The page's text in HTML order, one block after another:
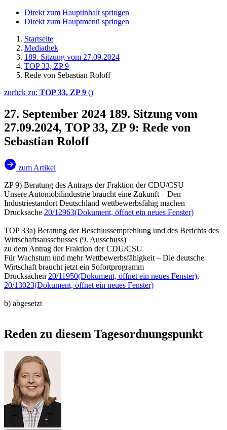
Direkt zum Hauptinhalt springen
Direkt zum Hauptmenü springen
Startseite
Mediathek
189. Sitzung vom 27.09.2024
TOP 33, ZP 9
Rede von Sebastian Roloff
zurück zu: TOP 33, ZP 9 ()
27. September 2024 189. Sitzung vom
27.09.2024, TOP 33, ZP 9: Rede von
Sebastian Roloff
zum Artikel
ZP 9) Beratung des Antrags der Fraktion der CDU/CSU
Unsere Automobilindustrie braucht eine Zukunft – Den
Industriestandort Deutschland wettbewerbsfähig machen
Drucksache 20/12963(Dokument, öffnet ein neues Fenster)
TOP 33a) Beratung der Beschlussempfehlung und des Berichts des
Wirtschaftsausschusses (9. Ausschuss)
zu dem Antrag der Fraktion der CDU/CSU
Für Wachstum und mehr Wettbewerbsfähigkeit – Die deutsche
Wirtschaft braucht jetzt ein Sofortprogramm
Drucksachen 20/11950(Dokument, öffnet ein neues Fenster),
20/13023(Dokument, öffnet ein neues Fenster)
b) abgesetzt
Reden zu diesem Tagesordnungspunkt